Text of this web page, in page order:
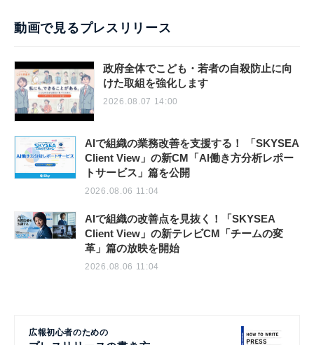
動画で見るプレスリリース
政府全体でこども・若者の自殺防止に向
けた取組を強化します
2026.08.07 14:00
AIで組織の業務改善を支援する！ 「SKYSEA
Client View」の新CM「AI働き方分析レポー
トサービス」篇を公開
2026.08.06 11:04
AIで組織の改善点を見抜く！「SKYSEA
Client View」の新テレビCM「チームの変
革」篇の放映を開始
2026.08.06 11:04
広報初心者のための